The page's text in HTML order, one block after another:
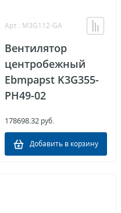
Арт.: M3G112-GA
Вентилятор
центробежный
Ebmpapst K3G355-
PH49-02
178698.32 руб.
Добавить в корзину